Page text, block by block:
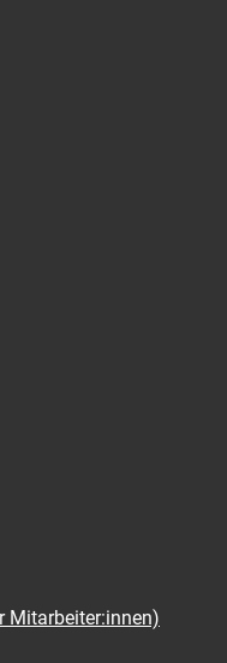
Mitarbeiter:innen)